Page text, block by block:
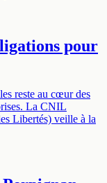
pour
reste au cœur des
La CNIL
Libertés) veille à la